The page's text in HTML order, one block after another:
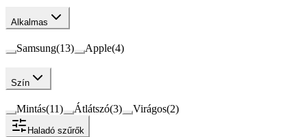
Alkalmas
Samsung(13) Apple(4)
Szín
Mintás(11) Átlátszó(3) Virágos(2)
Haladó szűrők